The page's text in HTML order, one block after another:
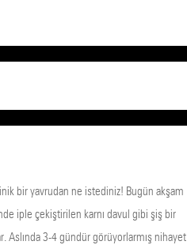
bir yavrudan ne istediniz! Bugün akşam
iple çekiştirilen karnı davul gibi şiş bir
Aslında 3-4 gündür görüyorlarmış nihayet